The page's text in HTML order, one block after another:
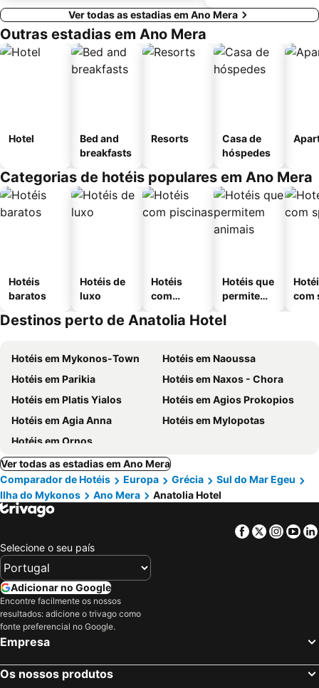
Ver todas as estadias em Ano Mera
Outras estadias em Ano Mera
Hotel
Bed and
breakfasts
Resorts
Casa de
hóspedes
Categorias de hotéis populares em Ano Mera
Hotéis
baratos
Hotéis de
luxo
Hotéis
com
Hotéis que
permitem
com
Destinos perto de Anatolia Hotel
Hotéis em Mykonos-Town
Hotéis em Naoussa
Hotéis em Parikia
Hotéis em Naxos - Chora
Hotéis em Platis Yialos
Hotéis em Agios Prokopios
Hotéis em Agia Anna
Hotéis em Mylopotas
Hotéis em Ornos
Ver todas as estadias em Ano Mera
Comparador de Hotéis
Europa Grécia
Sul do Mar Egeu
Ilha do Mykonos
Ano Mera Anatolia Hotel
Facebook
Twitter
Selecione o seu país
Adicionar no Google
Encontre facilmente os nossos
resultados: adicione o trivago como
fonte preferencial no Google.
Empresa
Os nossos produtos